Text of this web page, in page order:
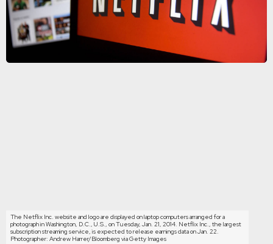
The Netflix Inc. website and logo are displayed on laptop computers arranged for a
photograph in Washington, D.C., U.S., on Tuesday, Jan. 21, 2014. Netflix Inc., the largest
subscription streaming service, is expected to release earnings data on Jan. 22.
Photographer: Andrew Harrer/Bloomberg via Getty Images